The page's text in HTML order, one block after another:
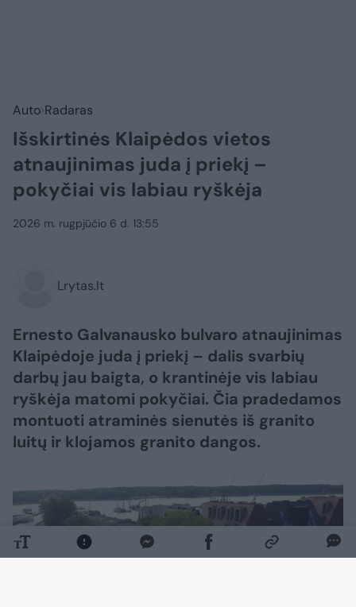
Auto Radaras
Išskirtinės Klaipėdos vietos
atnaujinimas juda į priekį –
pokyčiai vis labiau ryškėja
2026 m. rugpjūčio 6 d. 13:55
Lrytas.lt
Ernesto Galvanausko bulvaro atnaujinimas
Klaipėdoje juda į priekį – dalis svarbių
darbų jau baigta, o krantinėje vis labiau
ryškėja matomi pokyčiai. Čia pradedamos
montuoti atraminės sienutės iš granito
luitų ir klojamos granito dangos.